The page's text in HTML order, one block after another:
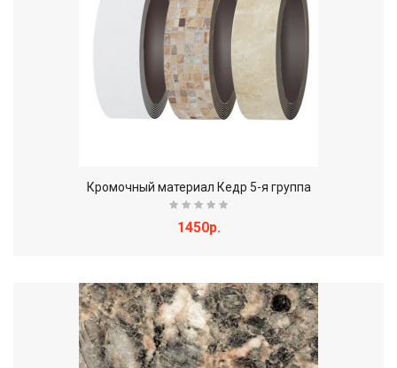
Кромочный материал Кедр 5-я группа
1450р.